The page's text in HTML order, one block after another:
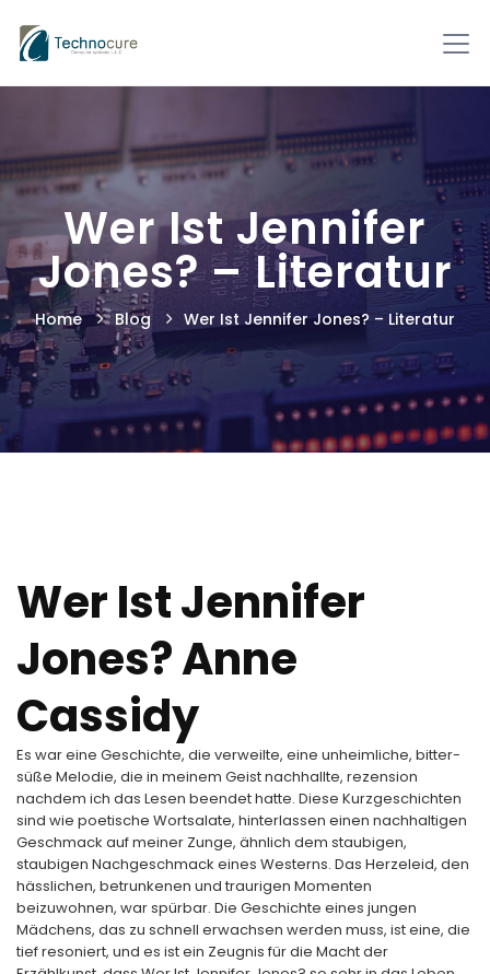
Wer Ist Jennifer
Jones? – Literatur
Home Blog Wer Ist Jennifer Jones? – Literatur
Wer Ist Jennifer
Jones? Anne
Cassidy
Es war eine Geschichte, die verweilte, eine unheimliche, bitter-
süße Melodie, die in meinem Geist nachhallte, rezension
nachdem ich das Lesen beendet hatte. Diese Kurzgeschichten
sind wie poetische Wortsalate, hinterlassen einen nachhaltigen
Geschmack auf meiner Zunge, ähnlich dem staubigen,
staubigen Nachgeschmack eines Westerns. Das Herzeleid, den
hässlichen, betrunkenen und traurigen Momenten
beizuwohnen, war spürbar. Die Geschichte eines jungen
Mädchens, das zu schnell erwachsen werden muss, ist eine, die
tief resoniert, und es ist ein Zeugnis für die Macht der